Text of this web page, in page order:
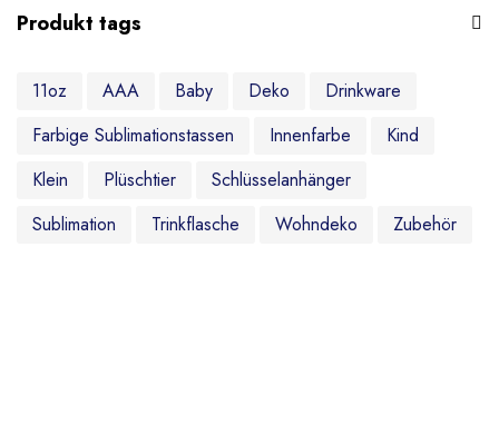
Produkt tags
11oz AAA Baby Deko
Drinkware
Farbige Sublimationstassen
Innenfarbe
Kind
Klein
Plüschtier
Schlüsselanhänger
Sublimation
Trinkflasche Wohndeko Zubehör